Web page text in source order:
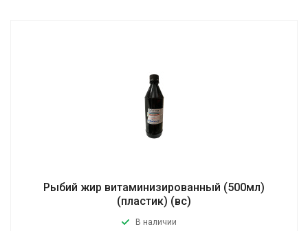
Рыбий жир витаминизированный (500мл)
(пластик) (вс)
В наличии